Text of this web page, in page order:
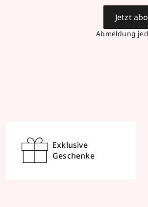
Abmeldung
Jetzt
Exklusive
Geschenke